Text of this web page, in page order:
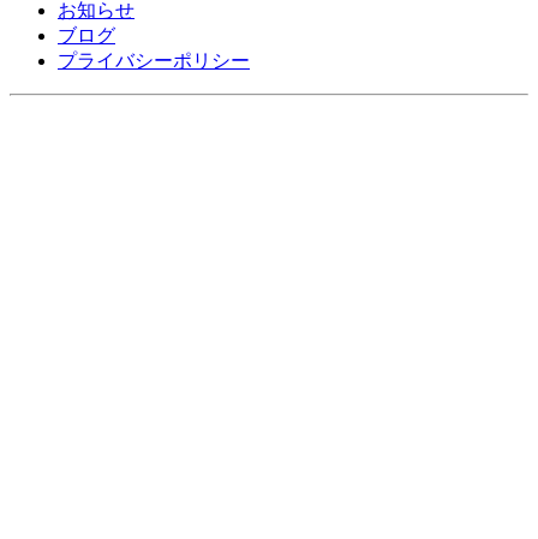
お知らせ
ブログ
プライバシーポリシー